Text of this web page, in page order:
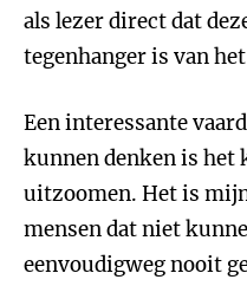
als lezer direct dat
tegenhanger is van
Een interessante
kunnen denken is het
uitzoomen. Het is
mensen dat niet
eenvoudigweg nooit